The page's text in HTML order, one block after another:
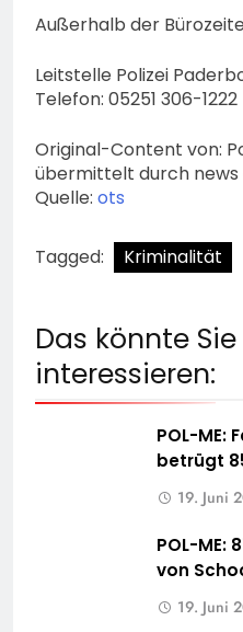
Außerhalb der
Leitstelle Polizei
Telefon: 05251 306-1222
Original-Content von:
übermittelt durch news
Quelle: ots
Tagged: Kriminalität
Das könnte
interessieren:
POL-ME:
betrügt
19. Juni
POL-ME:
von
19. Juni